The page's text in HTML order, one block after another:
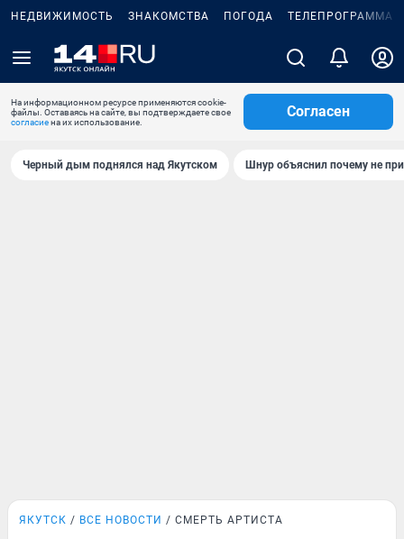
НЕДВИЖИМОСТЬ ЗНАКОМСТВА ПОГОДА ТЕЛЕПРОГРАММА
На информационном ресурсе применяются cookie-
файлы. Оставаясь на сайте, вы подтверждаете свое
согласиена их использование.
Согласен
Черный дым поднялся над Якутском Шнур объяснил почему не
ЯКУТСК ВСЕ НОВОСТИ СМЕРТЬ АРТИСТА